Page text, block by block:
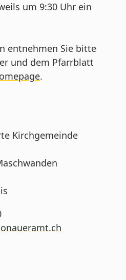
um 9:30 Uhr ein
entnehmen Sie bitte
und dem Pfarrblatt
.
Kirchgemeinde
n r mt ch